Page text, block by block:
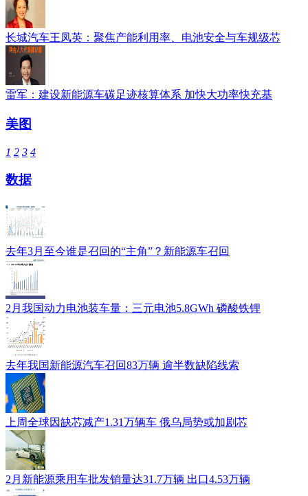
长城汽车王凤英：聚焦产能利用率、电池安全与车规级芯
雷军：建设新能源车碳足迹核算体系 加快大功率快充基
美图
1 2 3 4
数据
去年3月至今谁是召回的“主角”？新能源车召回
2月我国动力电池装车量：三元电池5.8GWh 磷酸铁锂
去年我国新能源汽车召回83万辆 逾半数缺陷线索
上周全球因缺芯减产1.31万辆车 俄乌局势或加剧芯
2月新能源乘用车批发销量达31.7万辆 出口4.53万辆